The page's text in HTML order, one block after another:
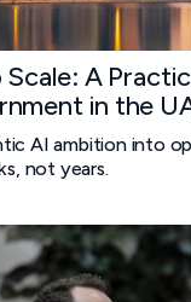
A
in the
AI ambition into
not years.